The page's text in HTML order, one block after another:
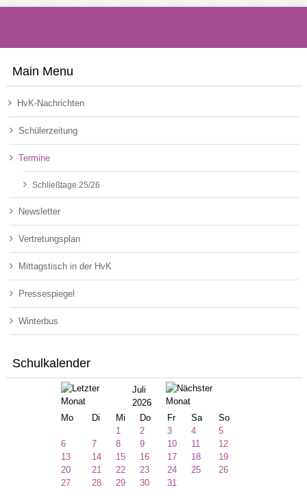
Main Menu
HvK-Nachrichten
Schülerzeitung
Termine
Schließtage 25/26
Newsletter
Vertretungsplan
Mittagstisch in der HvK
Pressespiegel
Winterbus
Schulkalender
Juli
2026
Mo
Di Mi Do Fr Sa
So
1
2 3 4
5
6
7 8 9 10 11
12
13
14 15 16 17 18
19
20
21 22 23 24 25
26
27
28 29 30 31